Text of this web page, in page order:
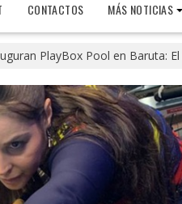
CONTACTOS MÁS NOTICIAS
PlayBox Pool en Baruta: